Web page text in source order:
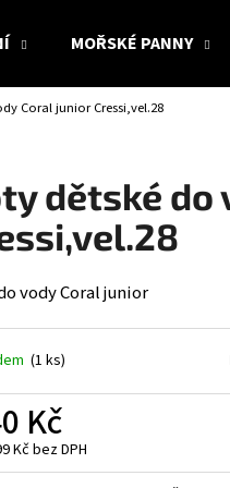
MOŘSKÉ PANNY
Coral junior Cressi,vel.28
dětské do
vody Coral junior
(1 ks)
Kč
Kč bez DPH